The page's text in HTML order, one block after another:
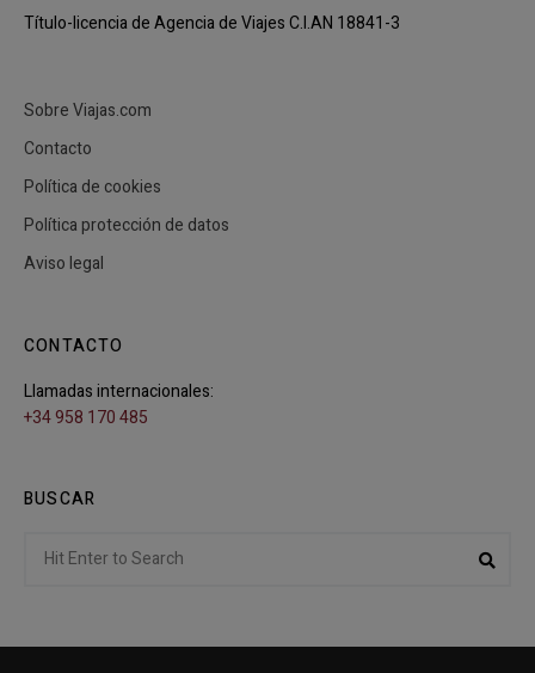
Título-licencia de Agencia de Viajes C.I.AN 18841-3
Sobre Viajas.com
Contacto
Política de cookies
Política protección de datos
Aviso legal
CONTACTO
Llamadas internacionales:
+34 958 170 485
BUSCAR
for: